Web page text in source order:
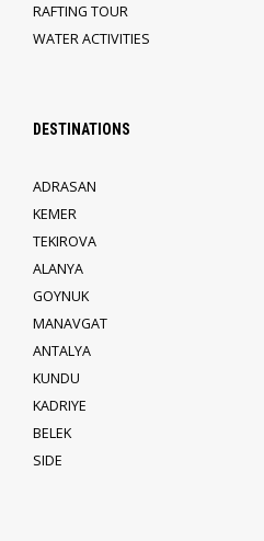
RAFTING TOUR
WATER ACTIVITIES
DESTINATIONS
ADRASAN
KEMER
TEKIROVA
ALANYA
GOYNUK
MANAVGAT
ANTALYA
KUNDU
KADRIYE
BELEK
SIDE